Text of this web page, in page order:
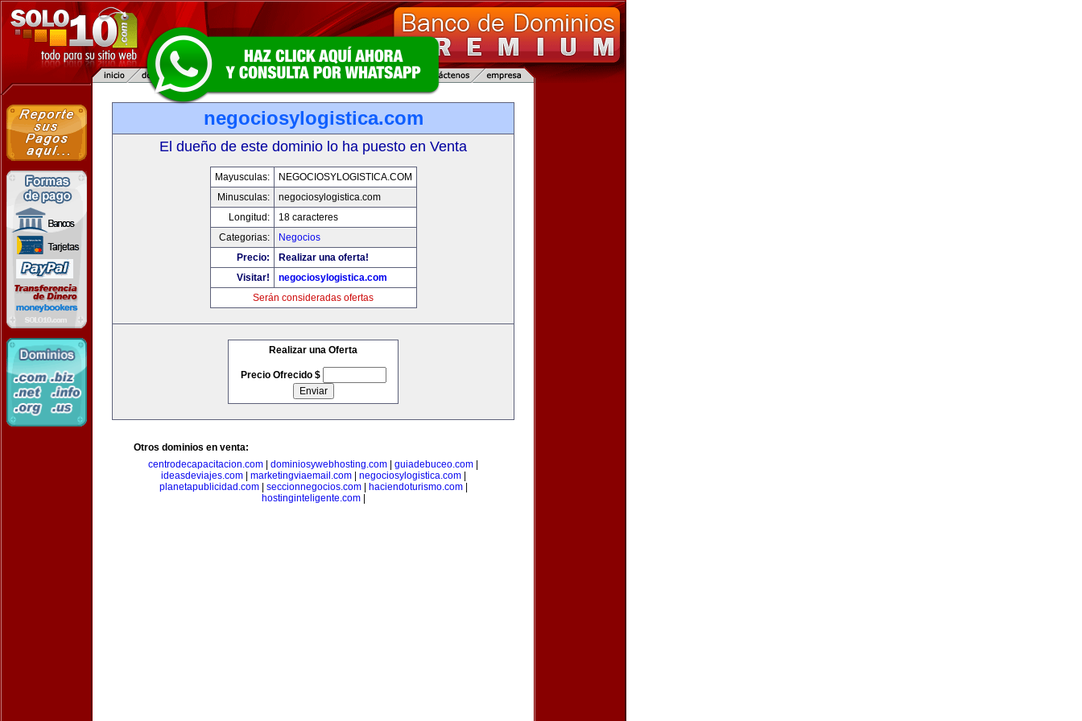
negociosylogistica.com
El dueño de este dominio lo ha puesto en Venta
Mayusculas:
NEGOCIOSYLOGISTICA.COM
Minusculas:
negociosylogistica.com
Longitud:
18 caracteres
Categorias:
Negocios
Precio:
Realizar una oferta!
Visitar!
negociosylogistica.com
Serán consideradas ofertas
Realizar una Oferta
Precio Ofrecido $
Otros dominios en venta:
centrodecapacitacion.com
dominiosywebhosting.com guiadebuceo.com
ideasdeviajes.com| marketingviaemail.com| negociosylogistica.com|
planetapublicidad.com| seccionnegocios.com| haciendoturismo.com|
hostinginteligente.com|